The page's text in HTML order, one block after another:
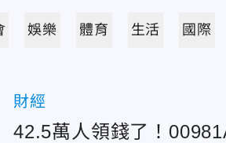
娛樂 體育 生活 國際
財經
42.5萬人領錢了！